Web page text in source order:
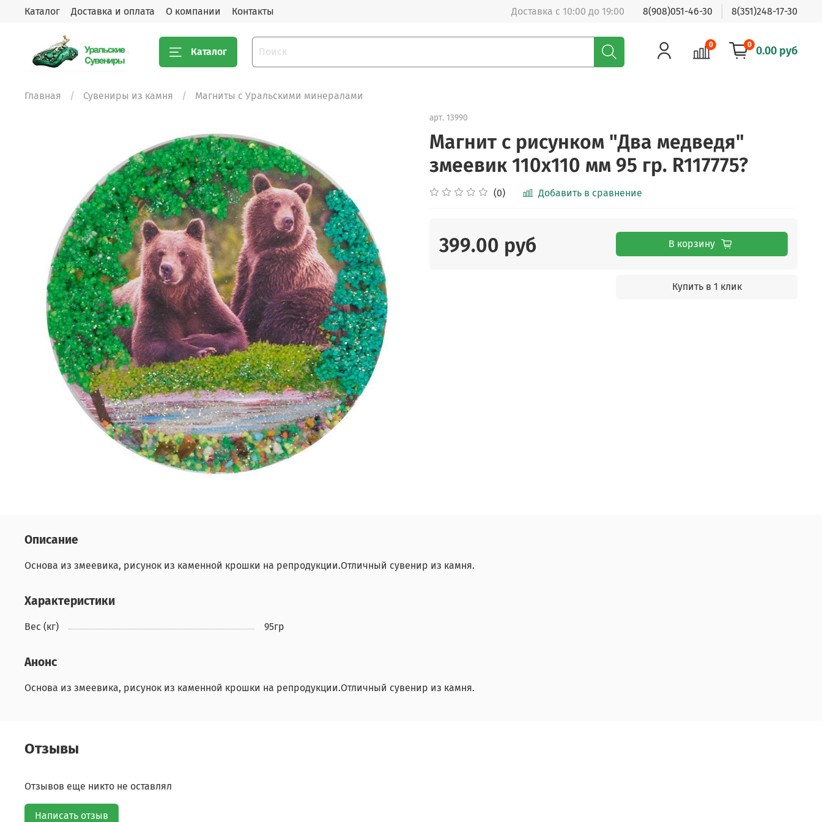
Каталог Доставка и оплата О компании Контакты Доставка с 10:00 до 19:00 8(908)051-46-30 8(351)248-17-30
Каталог
0 0 0.00 руб
Главная Сувениры из камня Магниты с Уральскими минералами
арт. 13990
Магнит с рисунком "Два медведя"
змеевик 110х110 мм 95 гр. R117775?
(0) Добавить в сравнение
399.00 руб В корзину
Купить в 1 клик
Описание
Основа из змеевика, рисунок из каменной крошки на репродукции.Отличный сувенир из камня.
Характеристики
Вес (кг) 95гр
Анонс
Основа из змеевика, рисунок из каменной крошки на репродукции.Отличный сувенир из камня.
Отзывы
Отзывов еще никто не оставлял
Написать отзыв